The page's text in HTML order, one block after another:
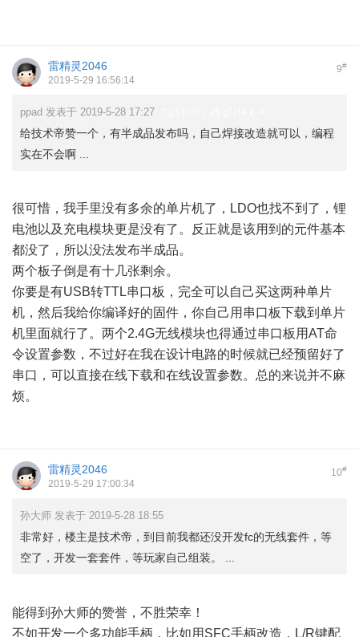
9#
雷精灵2046
2019-5-29 16:56:14
ppad 发表于 2019-5-28 17:27
给技术帝赞一个，有半成品发布吗，自己焊接改造就可以，编程
实在不会啊 ...
很可惜，我手里没有多余的单片机了，LDO也找不到了，锂
电池以及充电模块更是没有了。反正就是该用到的元件基本
都没了，所以没法发布半成品。
两个板子倒是有十几张剩余。
你要是有USB转TTL串口板，完全可以自己买这两种单片
机，然后我给你编译好的固件，你自己用串口板下载到单片
机里面就行了。两个2.4G无线模块也得通过串口板用AT命
令设置参数，不过好在我在设计电路的时候就已经预留好了
串口，可以直接在线下载和在线设置参数。总的来说并不麻
烦。
10#
雷精灵2046
2019-5-29 17:00:34
孙大师 发表于 2019-5-28 18:55
非常好，楼主是技术帝，到目前我都还没开发fc的无线套件，等
空了，开发一套套件，等玩家自己组装。 ...
能得到孙大师的赞誉，不胜荣幸！
不如开发一个多功能手柄，比如用SFC手柄改造，L/R键配